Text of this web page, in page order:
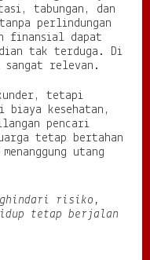
tabungan, dan
perlindungan
finansial dapat
tak terduga. Di
sangat relevan.
tetapi
biaya kesehatan,
pencari
tetap bertahan
utang
risiko,
tetap berjalan